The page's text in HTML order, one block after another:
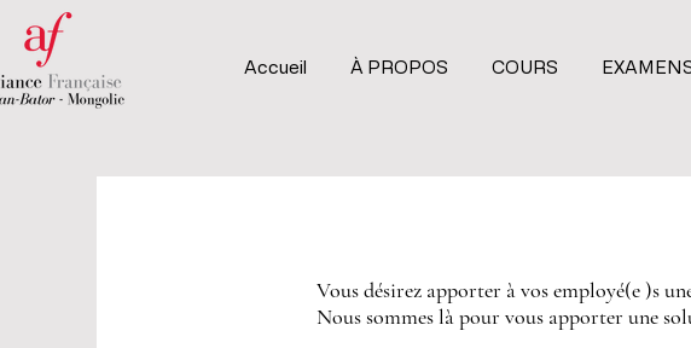
Accueil À PROPOS COURS
Vous désirez apporter à vos employé(e )s
Nous sommes là pour vous apporter une